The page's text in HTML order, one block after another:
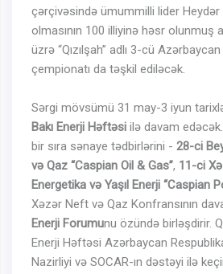
çərçivəsində ümummilli lider
olmasının 100 illiyinə həsr olunmuş
üzrə “Qızılşah” adlı 3-cü
çempionatı da təşkil ediləcək.
Sərgi mövsümü 31 may-3 iyun
Bakı Enerji Həftəsi ilə davam
bir sıra sənaye tədbirlərini - 28-ci
və Qaz “Caspian Oil & Gas”, 11-ci
Energetika və Yaşıl Enerji “Caspian
Xəzər Neft və Qaz Konfransının
Enerji Forumunu özündə birləşdirir.
Enerji Həftəsi Azərbaycan
Nazirliyi və SOCAR-ın dəstəyi ilə